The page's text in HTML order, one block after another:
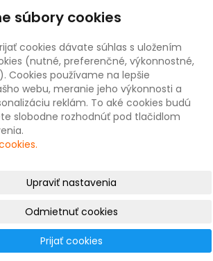
Martin
súbory cookies
cookies dávate súhlas s uložením
(nutné, preferenčné, výkonnostné,
Cookies používame na lepšie
webu, meranie jeho výkonnosti a
reklám. To aké cookies budú
slobodne rozhodnúť pod tlačidlom
Upraviť nastavenia
Odmietnuť cookies
Prijať cookies